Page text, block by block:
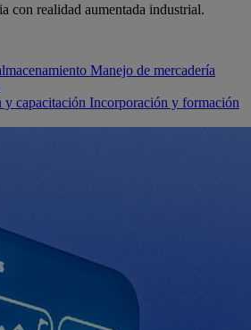
con realidad aumentada industrial.
Manejo de mercadería
y capacitación Incorporación y formación